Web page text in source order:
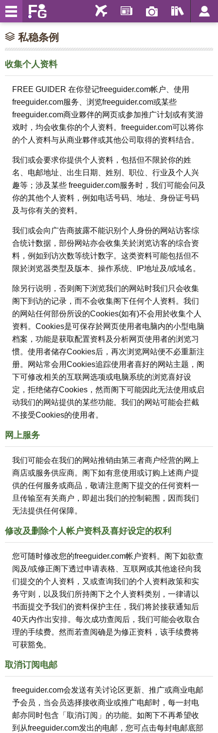
私稳条例
收集个人资料
FREE GUIDER 在你登记freeguider.com帐户、使用
freeguider.com服务、浏览freeguider.com或某些
freeguider.com商业夥伴的网页或参加推广计划或有奖游
戏时，均会收集你的个人资料。freeguider.com可以将你
的个人资料与从商业夥伴或其他公司取得的资料结合。
我们或会要求你提供个人资料，包括但不限於你的姓
名、电邮地址、出生日期、姓别、职位、行业及个人兴
趣等；涉及某些 freeguider.com服务时，我们可能会问及
你的其他个人资料，例如电话号码、地址、身份证号码
及与你有关的资料。
我们或会向广告商披露不能识别个人身份的网站访客综
合统计数据，部份网站亦会收集关於浏览访客的综合资
料，例如到访次数等统计数字。这类资料可能包括但不
限於浏览器类型及版本、操作系统、IP地址及/或域名。
除另行说明，否则阁下浏览我们的网站时我们只会收集
阁下到访的记录，而不会收集阁下任何个人资料。我们
的网站任何部份所设的Cookies(如有)不会用於收集个人
资料。Cookies是可保存於网页使用者电脑内的小型电脑
档案，功能是获取配置资料及分析网页使用者的浏览习
惯。使用者储存Cookies后，再次浏览网站便不必重新注
册。网站常会用Cookies追踪使用者喜好的网站主题，阁
下可修改相关的互联网选项或电脑系统的浏览喜好设
定，拒绝储存Cookies，然而阁下可能因此无法使用或启
动我们的网站提供的某些功能。我们的网站可能会拦截
不接受Cookies的使用者。
网上服务
我们可能会在我们的网站推销由第三者商户经营的网上
商店或服务供应商。阁下如有意使用或订购上述商户提
供的任何服务或商品，敬请注意阁下提交的任何资料一
旦传输至有关商户，即超出我们的控制範围，因而我们
无法提供任何保障。
修改及删除个人帐户资料及喜好设定的权利
您可随时修改您的freeguider.com帐户资料。阁下如欲查
阅及/或修正阁下透过申请表格、互联网或其他途径向我
们提交的个人资料，又或查询我们的个人资料政策和实
务守则，以及我们所持阁下之个人资料类别，一律请以
书面提交予我们的资料保护主任，我们将於接获通知后
40天内作出安排。每次成功查阅后，我们可能会收取合
理的手续费。然而若查阅确是为修正资料，该手续费将
可获豁免。
取消订阅电邮
freeguider.com会发送有关讨论区更新、推广或商业电邮
予会员，当会员选择接收商业或推广电邮时，每一封电
邮亦同时包含「取消订阅」的功能。如阁下不再希望收
到从freeguider.com发出的电邮，您可点击每封电邮底部